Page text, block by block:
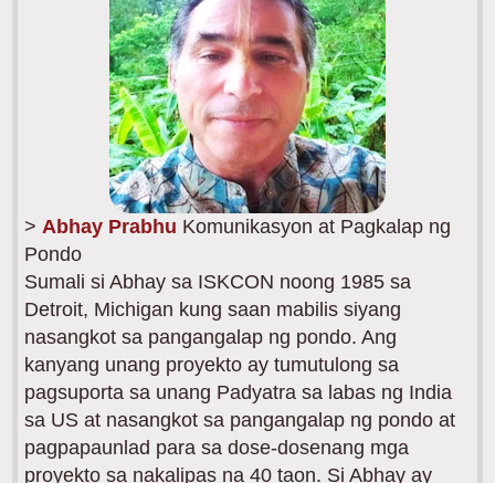
>Abhay Prabhu Komunikasyon at Pagkalap ng
Pondo
Sumali si Abhay sa ISKCON noong 1985 sa
Detroit, Michigan kung saan mabilis siyang
nasangkot sa pangangalap ng pondo. Ang
kanyang unang proyekto ay tumutulong sa
pagsuporta sa unang Padyatra sa labas ng India
sa US at nasangkot sa pangangalap ng pondo at
pagpapaunlad para sa dose-dosenang mga
proyekto sa nakalipas na 40 taon. Si Abhay ay